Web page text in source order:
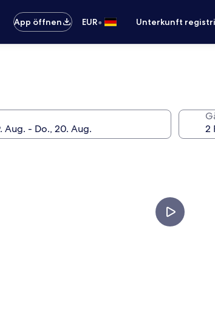
App öffnen EUR• Unterkunft